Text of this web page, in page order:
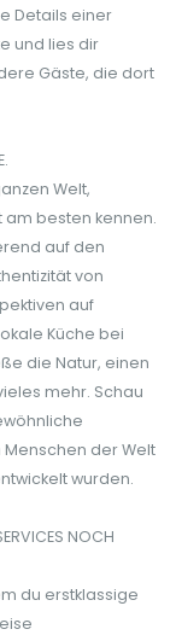
Details einer
und lies dir
Gäste, die dort
Welt,
am besten kennen.
auf den
von
auf
Küche bei
die Natur, einen
mehr. Schau
der Welt
wurden.
NOCH
du erstklassige